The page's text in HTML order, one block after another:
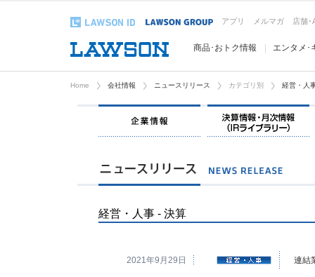
アプリ メルマガ 店舗･
商品･おトク情報 エンタメ･
Home 会社情報 ニュースリリース カテゴリ別 経営・人
企業情報
経営・人事 - 決算
2021年9月29日 連結